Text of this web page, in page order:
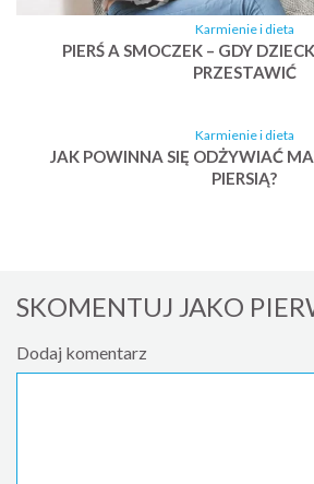
Karmienie i dieta
PIERŚ A SMOCZEK – GDY
PRZESTAWIĆ
Karmienie i dieta
JAK POWINNA SIĘ ODŻYWIAĆ
PIERSIĄ?
SKOMENTUJ JAKO
Dodaj komentarz